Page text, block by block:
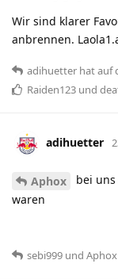
Wir sind klarer
anbrennen.
adihuetter hatauf
Raiden123 und
adihuetter
Aphox
bei
waren
sebi999 und Aphox